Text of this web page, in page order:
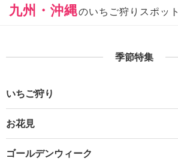
九州・沖縄のいちご狩りスポット
季節特集
いちご狩り
お花見
ゴールデンウィーク